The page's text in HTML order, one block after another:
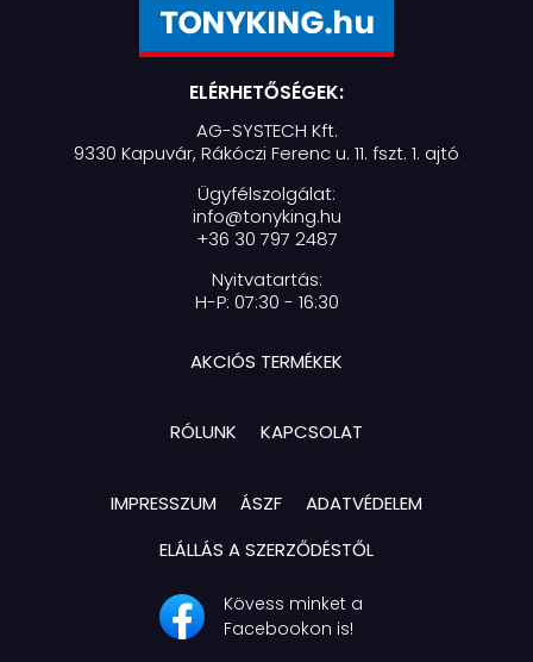
ELÉRHETŐSÉGEK:
AG-SYSTECH Kft.
9330 Kapuvár, Rákóczi Ferenc u. 11. fszt. 1. ajtó
Ügyfélszolgálat:
info@tonyking.hu
+36 30 797 2487
Nyitvatartás:
H-P: 07:30 - 16:30
AKCIÓS TERMÉKEK
RÓLUNK KAPCSOLAT
IMPRESSZUM ÁSZF
ADATVÉDELEM
ELÁLLÁS A SZERZŐDÉSTŐL
Kövess minket a
Facebookon is!